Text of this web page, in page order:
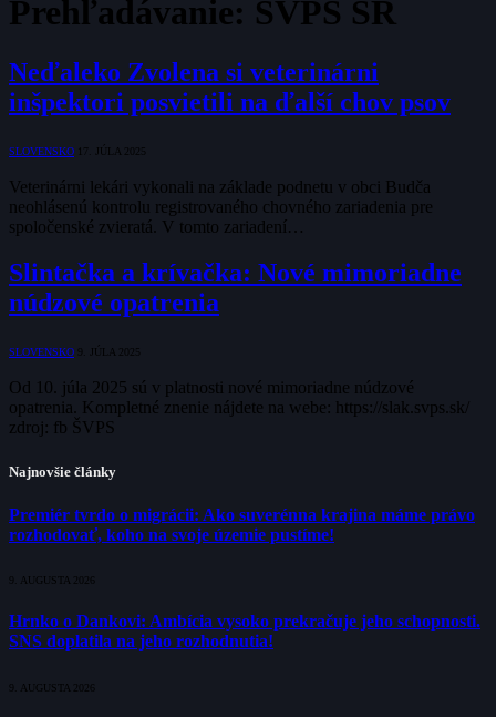
Prehľadávanie: ŠVPS SR
Neďaleko Zvolena si veterinárni
inšpektori posvietili na ďalší chov psov
SLOVENSKO 17. JÚLA 2025
Veterinárni lekári vykonali na základe podnetu v obci Budča
neohlásenú kontrolu registrovaného chovného zariadenia pre
spoločenské zvieratá. V tomto zariadení…
Slintačka a krívačka: Nové mimoriadne
núdzové opatrenia
SLOVENSKO 9. JÚLA 2025
Od 10. júla 2025 sú v platnosti nové mimoriadne núdzové
opatrenia. Kompletné znenie nájdete na webe: https://slak.svps.sk/
zdroj: fb ŠVPS
Najnovšie články
Premiér tvrdo o migrácii: Ako suverénna krajina máme právo
rozhodovať, koho na svoje územie pustíme!
9. AUGUSTA 2026
Hrnko o Dankovi: Ambícia vysoko prekračuje jeho schopnosti.
SNS doplatila na jeho rozhodnutia!
9. AUGUSTA 2026